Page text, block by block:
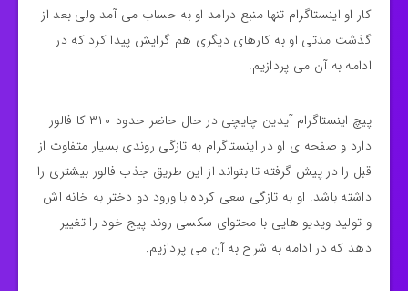
کار او اینستاگرام تنها منبع درامد او به حساب می آمد ولی بعد از
گذشت مدتی او به کارهای دیگری هم گرایش پیدا کرد که در
ادامه به آن می پردازیم.
پیچ اینستاگرام آیدین چایچی در حال حاضر حدود ۳۱۰ کا فالور
دارد و صفحه ی او در اینستاگرام به تازگی روندی بسیار متفاوت از
قبل را در پیش گرفته تا بتواند از این طریق جذب فالور بیشتری را
داشته باشد. او به تازگی سعی کرده با ورود دو دختر به خانه اش
و تولید ویدیو هایی با محتوای سکسی روند پیج خود را تغییر
دهد که در ادامه به شرح به آن می پردازیم.